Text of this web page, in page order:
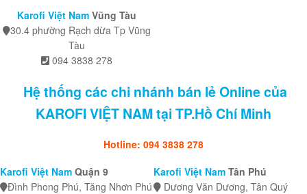
Karofi Việt Nam Vũng Tàu
30.4 phường Rạch dừa Tp Vũng
Tàu
094 3838 278
Hệ thống các chi nhánh bán lẻ Online của
KAROFI VIỆT NAM tại TP.Hồ Chí Minh
Hotline: 094 3838 278
Karofi Việt Nam Quận 9
Đình Phong Phú, Tăng Nhơn Phú
Karofi Việt Nam Tân Phú
Dương Văn Dương, Tân Quý